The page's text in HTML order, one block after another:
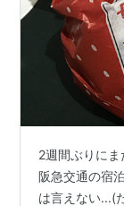
2週間ぶりに
阪急交通の宿
は言えない...(